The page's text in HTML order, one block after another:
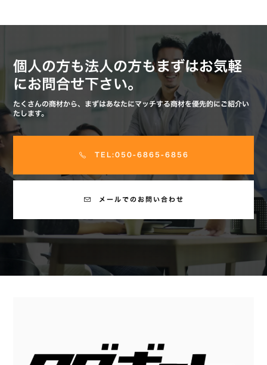
個人の方も法人の方もまずはお気軽
にお問合せ下さい。
たくさんの商材から、まずはあなたにマッチする商材を優先的にご紹介い
たします。
TEL:050-6865-6856
メールでのお問い合わせ